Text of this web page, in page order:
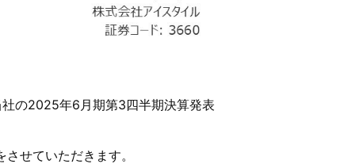
の2025年6月期第3四半期決算発表
せていただきます。